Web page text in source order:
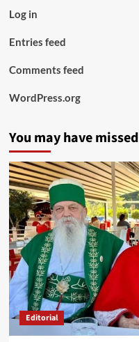
Log in
Entries feed
Comments feed
WordPress.org
You may have missed
Editorial